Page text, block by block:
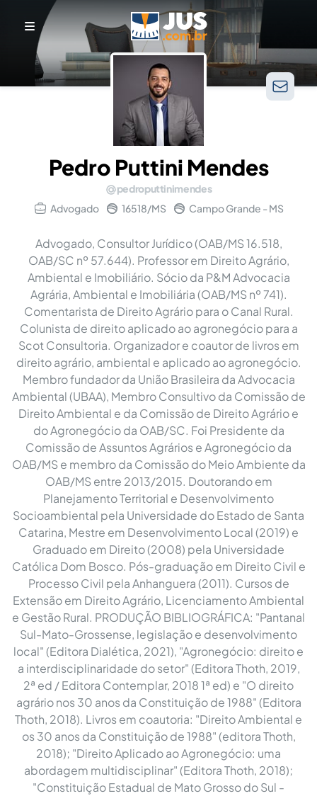
Pedro Puttini Mendes
pedroputtinimendes
Advogado
16518/MS Campo Grande - MS
Advogado, Consultor Jurídico (OAB/MS 16.518,
OAB/SC nº 57.644). Professor em Direito Agrário,
Ambiental e Imobiliário. Sócio da P&M Advocacia
Agrária, Ambiental e Imobiliária (OAB/MS nº 741).
Comentarista de Direito Agrário para o Canal Rural.
Colunista de direito aplicado ao agronegócio para a
Scot Consultoria. Organizador e coautor de livros em
direito agrário, ambiental e aplicado ao agronegócio.
Membro fundador da União Brasileira da Advocacia
Ambiental (UBAA), Membro Consultivo da Comissão de
Direito Ambiental e da Comissão de Direito Agrário e
do Agronegócio da OAB/SC. Foi Presidente da
Comissão de Assuntos Agrários e Agronegócio da
OAB/MS e membro da Comissão do Meio Ambiente da
OAB/MS entre 2013/2015. Doutorando em
Planejamento Territorial e Desenvolvimento
Socioambiental pela Universidade do Estado de Santa
Catarina, Mestre em Desenvolvimento Local (2019) e
Graduado em Direito (2008) pela Universidade
Católica Dom Bosco. Pós-graduação em Direito Civil e
Processo Civil pela Anhanguera (2011). Cursos de
Extensão em Direito Agrário, Licenciamento Ambiental
e Gestão Rural. PRODUÇÃO BIBLIOGRÁFICA: "Pantanal
Sul-Mato-Grossense, legislação e desenvolvimento
local" (Editora Dialética, 2021), "Agronegócio: direito e
a interdisciplinaridade do setor" (Editora Thoth, 2019,
2ª ed / Editora Contemplar, 2018 1ª ed) e "O direito
agrário nos 30 anos da Constituição de 1988" (Editora
Thoth, 2018). Livros em coautoria: "Direito Ambiental e
os 30 anos da Constituição de 1988" (editora Thoth,
2018); "Direito Aplicado ao Agronegócio: uma
abordagem multidisciplinar" (Editora Thoth, 2018);
"Constituição Estadual de Mato Grosso do Sul -